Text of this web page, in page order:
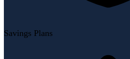
Savings Plans